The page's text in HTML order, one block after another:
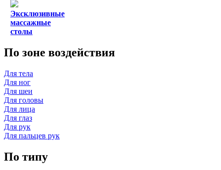
Эксклюзивные
массажные
столы
По зоне воздействия
Для тела
Для ног
Для шеи
Для головы
Для лица
Для глаз
Для рук
Для пальцев рук
По типу